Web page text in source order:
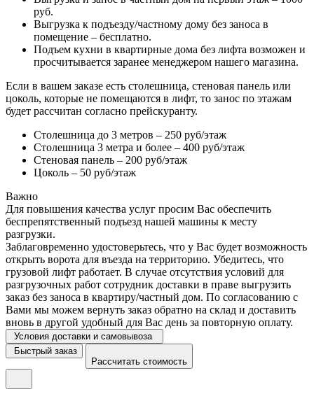
руб.
Выгрузка к подъезду/частному дому без заноса в
помещение – бесплатно.
Подъем кухни в квартирные дома без лифта возможен и
просчитывается заранее менеджером нашего магазина.
Если в вашем заказе есть столешница, стеновая панель или
цоколь, которые не помещаются в лифт, то занос по этажам
будет рассчитан согласно прейскуранту.
Столешница до 3 метров – 250 руб/этаж
Столешница 3 метра и более – 400 руб/этаж
Стеновая панель – 200 руб/этаж
Цоколь – 50 руб/этаж
Важно
Для повышения качества услуг просим Вас обеспечить
беспрепятственный подъезд нашей машины к месту
разгрузки.
Заблаговременно удостоверьтесь, что у Вас будет возможность
открыть ворота для въезда на территорию. Убедитесь, что
грузовой лифт работает. В случае отсутствия условий для
разгрузочных работ сотрудник доставки в праве выгрузить
заказ без заноса в квартиру/частный дом. По согласованию с
Вами мы можем вернуть заказ обратно на склад и доставить
вновь в другой удобный для Вас день за повторную оплату.
Условия доставки и самовывоза
Быстрый заказ
Рассчитать стоимость